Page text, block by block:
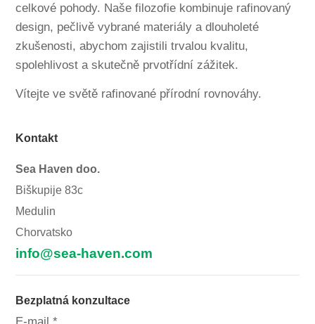
celkové pohody. Naše filozofie kombinuje rafinovaný
design, pečlivě vybrané materiály a dlouholeté
zkušenosti, abychom zajistili trvalou kvalitu,
spolehlivost a skutečně prvotřídní zážitek.
Vítejte ve světě rafinované přírodní rovnováhy.
Kontakt
Sea Haven doo.
Biškupije 83c
Medulin
Chorvatsko
info@sea-haven.com
Bezplatná konzultace
E-mail*